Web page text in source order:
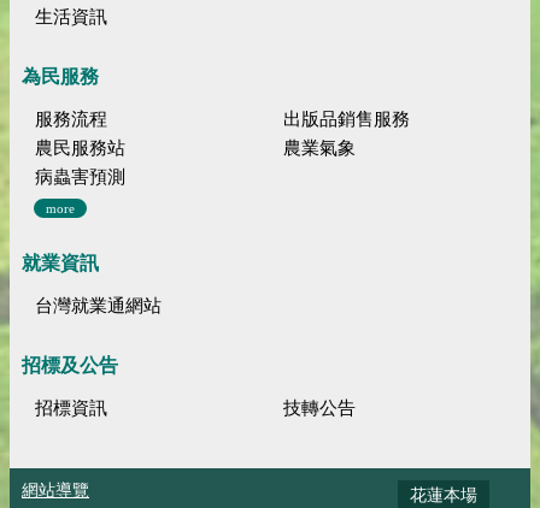
生活資訊
為民服務
服務流程
出版品銷售服務
農民服務站
農業氣象
病蟲害預測
more
就業資訊
台灣就業通網站
招標及公告
招標資訊 技轉公告
網站導覽
花蓮本場